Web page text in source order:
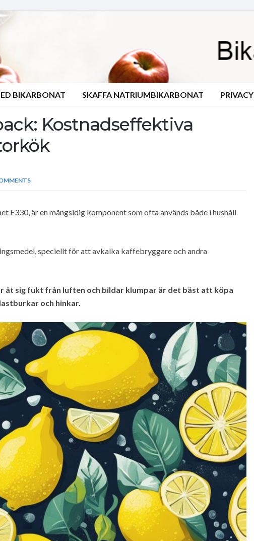
BIKARBONAT SKAFFA NATRIUMBIKARBONAT PRIVACY
Kostnadseffektiva
E330, är en mångsidig komponent som ofta används både i hushåll
speciellt för att avkalka kaffebryggare och andra
åt sig fukt från luften och bildar klumpar är det bäst att köpa
och hinkar.